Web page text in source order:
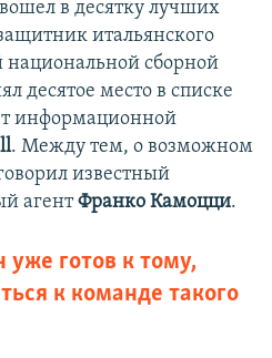
в десятку лучших
итальянского
национальной сборной
десятое место в списке
информационной
. Между тем, о возможном
известный
агентФранко Камоцци.
готов к тому,
к команде такого